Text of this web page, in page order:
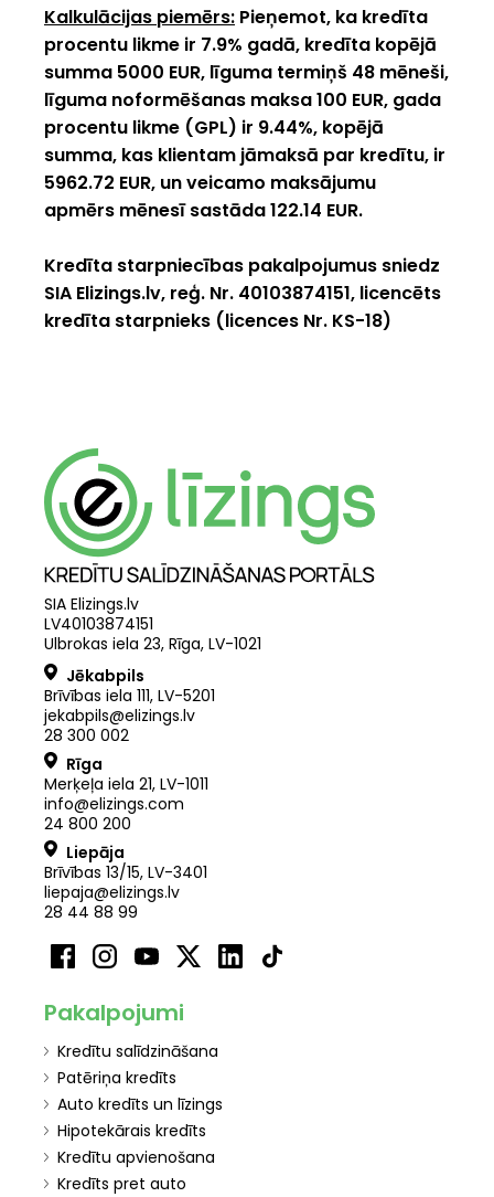
Kalkulācijas piemērs: Pieņemot, ka kredīta
procentu likme ir 7.9% gadā, kredīta kopējā
summa 5000 EUR, līguma termiņš 48 mēneši,
līguma noformēšanas maksa 100 EUR, gada
procentu likme (GPL) ir 9.44%, kopējā
summa, kas klientam jāmaksā par kredītu, ir
5962.72 EUR, un veicamo maksājumu
apmērs mēnesī sastāda 122.14 EUR.
Kredīta starpniecības pakalpojumus sniedz
SIA Elizings.lv, reģ. Nr. 40103874151, licencēts
kredīta starpnieks (licences Nr. KS-18)
SIA Elizings.lv
LV40103874151
Ulbrokas iela 23, Rīga, LV-1021
Jēkabpils
Brīvības iela 111, LV-5201
jekabpils@elizings.lv
28 300 002
Rīga
Merķeļa iela 21, LV-1011
info@elizings.com
24 800 200
Liepāja
Brīvības 13/15, LV-3401
liepaja@elizings.lv
28 44 88 99
Pakalpojumi
Kredītu salīdzināšana
Patēriņa kredīts
Auto kredīts un līzings
Hipotekārais kredīts
Kredītu apvienošana
Kredīts pret auto